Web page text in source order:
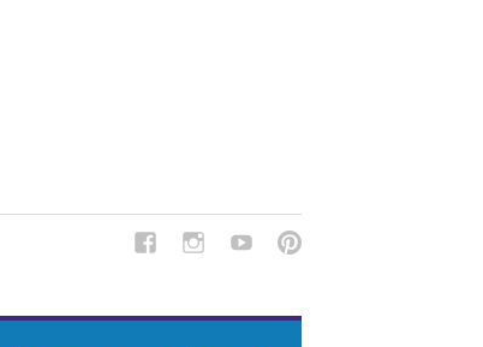
Strano, traduzioni e tanto divertimento!